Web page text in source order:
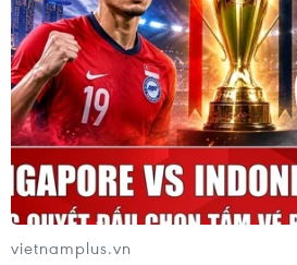
Theo dõi VietnamPlus
TIN LIÊN QUAN
vietnamplus.vn